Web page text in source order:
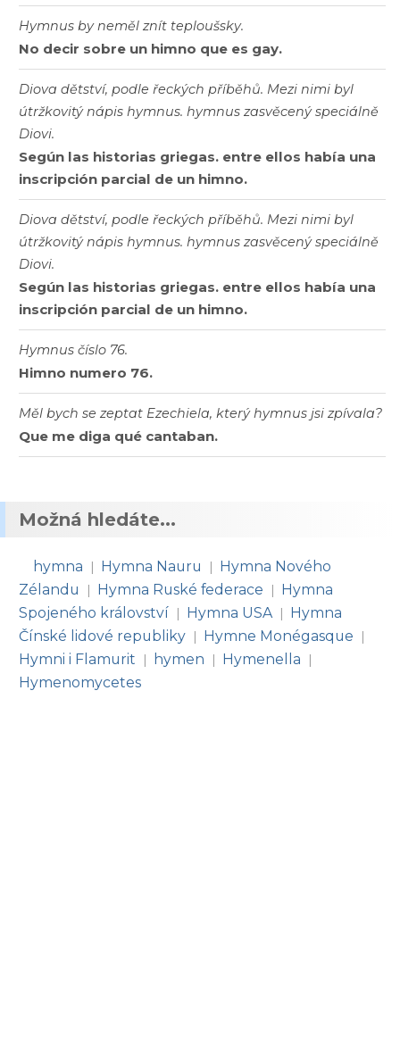
Hymnus by neměl znít teploušsky.
No decir sobre un himno que es gay.
Diova dětství, podle řeckých příběhů. Mezi nimi byl
útržkovitý nápis hymnus. hymnus zasvěcený speciálně
Diovi.
Según las historias griegas. entre ellos había una
inscripción parcial de un himno.
Diova dětství, podle řeckých příběhů. Mezi nimi byl
útržkovitý nápis hymnus. hymnus zasvěcený speciálně
Diovi.
Según las historias griegas. entre ellos había una
inscripción parcial de un himno.
Hymnus číslo 76.
Himno numero 76.
Měl bych se zeptat Ezechiela, který hymnus jsi zpívala?
Que me diga qué cantaban.
Možná hledáte...
hymna | Hymna Nauru | Hymna Nového
Zélandu
| Hymna Ruské federace | Hymna
Spojeného království | Hymna USA | Hymna
Čínské lidové republiky | Hymne Monégasque |
Hymni i Flamurit | hymen | Hymenella |
Hymenomycetes